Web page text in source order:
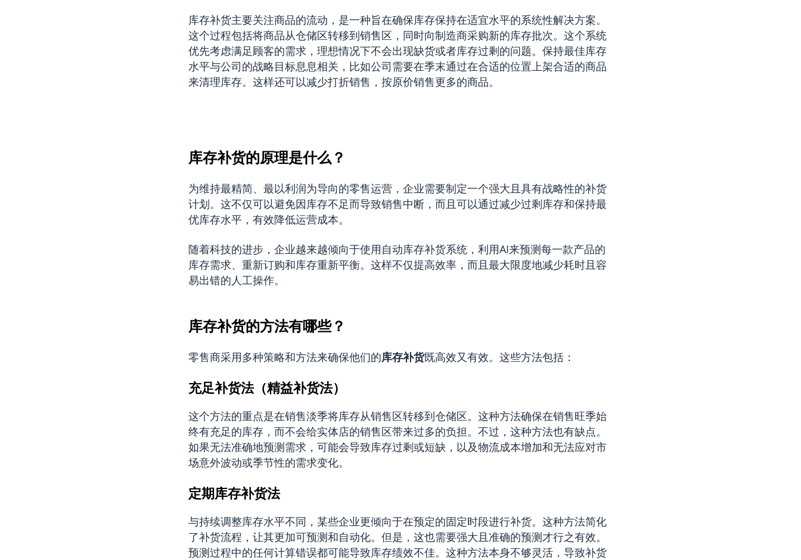
库存补货主要关注商品的流动，是一种旨在确保库存保持在适宜水平的系统性解决方案。
这个过程包括将商品从仓储区转移到销售区，同时向制造商采购新的库存批次。这个系统
优先考虑满足顾客的需求，理想情况下不会出现缺货或者库存过剩的问题。保持最佳库存
水平与公司的战略目标息息相关，比如公司需要在季末通过在合适的位置上架合适的商品
来清理库存。这样还可以减少打折销售，按原价销售更多的商品。
库存补货的原理是什么？
为维持最精简、最以利润为导向的零售运营，企业需要制定一个强大且具有战略性的补货
计划。这不仅可以避免因库存不足而导致销售中断，而且可以通过减少过剩库存和保持最
优库存水平，有效降低运营成本。
随着科技的进步，企业越来越倾向于使用自动库存补货系统，利用AI来预测每一款产品的
库存需求、重新订购和库存重新平衡。这样不仅提高效率，而且最大限度地减少耗时且容
易出错的人工操作。
库存补货的方法有哪些？
零售商采用多种策略和方法来确保他们的库存补货既高效又有效。这些方法包括：
充足补货法（精益补货法）
这个方法的重点是在销售淡季将库存从销售区转移到仓储区。这种方法确保在销售旺季始
终有充足的库存，而不会给实体店的销售区带来过多的负担。不过，这种方法也有缺点。
如果无法准确地预测需求，可能会导致库存过剩或短缺，以及物流成本增加和无法应对市
场意外波动或季节性的需求变化。
定期库存补货法
与持续调整库存水平不同，某些企业更倾向于在预定的固定时段进行补货。这种方法简化
了补货流程，让其更加可预测和自动化。但是，这也需要强大且准确的预测才行之有效。
预测过程中的任何计算错误都可能导致库存绩效不佳。这种方法本身不够灵活，导致补货